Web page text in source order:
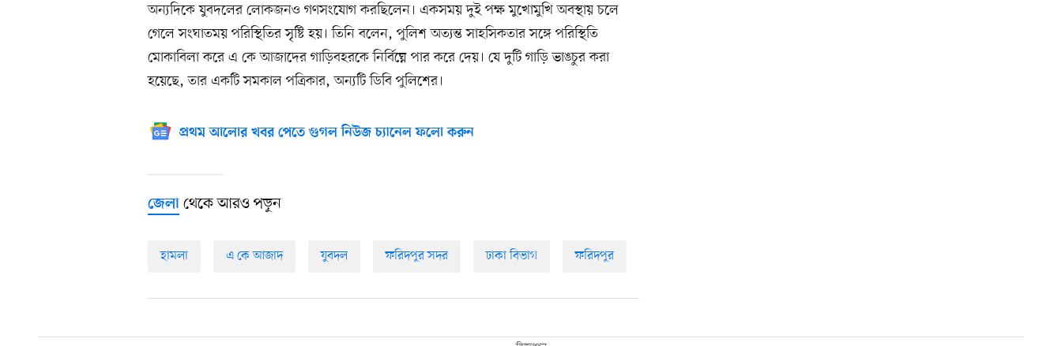
অন্যদিকে যুবদলের লোকজনও গণসংযোগ করছিলেন। একসময় দুই পক্ষ মুখোমুখি অবস্থায় চলে
গেলে সংঘাতময় পরিস্থিতির সৃষ্টি হয়। তিনি বলেন, পুলিশ অত্যন্ত সাহসিকতার সঙ্গে পরিস্থিতি
মোকাবিলা করে এ কে আজাদের গাড়িবহরকে নির্বিঘ্নে পার করে দেয়। যে দুটি গাড়ি ভাঙচুর করা
হয়েছে, তার একটি সমকাল পত্রিকার, অন্যটি ডিবি পুলিশের।
প্রথম আলোর খবর পেতে গুগল নিউজ চ্যানেল ফলো করুন
জেলা থেকে আরও পড়ুন
হামলা এ কে আজাদ যুবদল ফরিদপুর সদর ঢাকা বিভাগ ফরিদপুর